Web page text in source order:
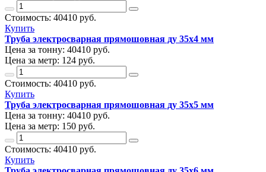
Стоимость: 40410 руб.
Купить
Труба электросварная прямошовная ду 35х4 мм
Цена за тонну: 40410 руб.
Цена за метр: 124 руб.
Стоимость: 40410 руб.
Купить
Труба электросварная прямошовная ду 35х5 мм
Цена за тонну: 40410 руб.
Цена за метр: 150 руб.
Стоимость: 40410 руб.
Купить